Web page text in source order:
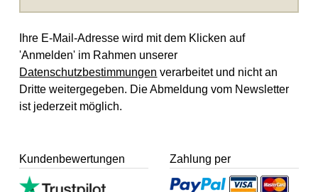
Ihre E-Mail-Adresse wird mit dem Klicken auf
'Anmelden' im Rahmen unserer
Datenschutzbestimmungen verarbeitet und nicht an
Dritte weitergegeben. Die Abmeldung vom Newsletter
ist jederzeit möglich.
Kundenbewertungen Zahlung per